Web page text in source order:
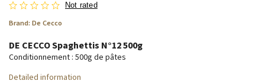
Not rated
Brand: De Cecco
DE CECCO Spaghettis N°12 500g
Conditionnement : 500g de pâtes
Detailed information